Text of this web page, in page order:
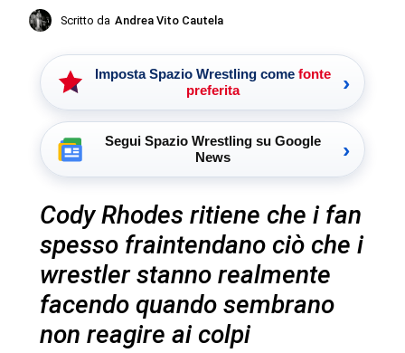
Scritto da Andrea Vito Cautela
Imposta Spazio Wrestling come fonte
preferita
›
Segui Spazio Wrestling su Google
News
›
Cody Rhodes ritiene che i fan
spesso fraintendano ciò che i
wrestler stanno realmente
facendo quando sembrano
non reagire ai colpi